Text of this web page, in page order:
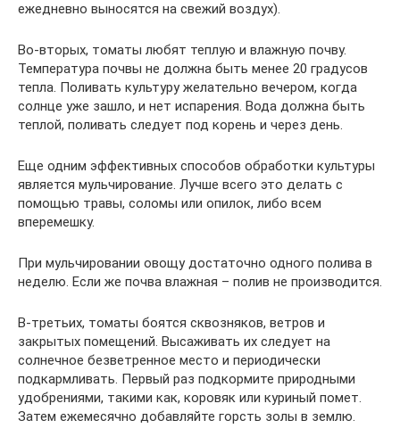
ежедневно выносятся на свежий воздух).
Во-вторых, томаты любят теплую и влажную почву.
Температура почвы не должна быть менее 20 градусов
тепла. Поливать культуру желательно вечером, когда
солнце уже зашло, и нет испарения. Вода должна быть
теплой, поливать следует под корень и через день.
Еще одним эффективных способов обработки культуры
является мульчирование. Лучше всего это делать с
помощью травы, соломы или опилок, либо всем
вперемешку.
При мульчировании овощу достаточно одного полива в
неделю. Если же почва влажная – полив не производится.
В-третьих, томаты боятся сквозняков, ветров и
закрытых помещений. Высаживать их следует на
солнечное безветренное место и периодически
подкармливать. Первый раз подкормите природными
удобрениями, такими как, коровяк или куриный помет.
Затем ежемесячно добавляйте горсть золы в землю.